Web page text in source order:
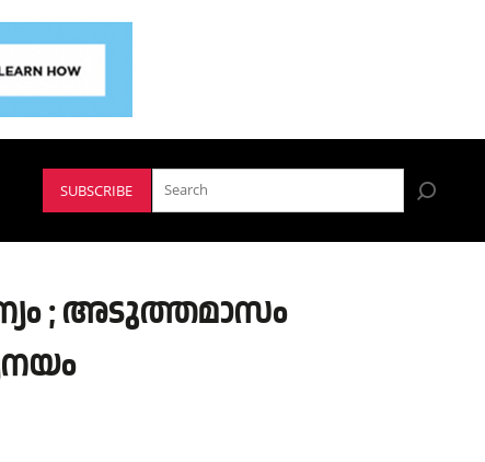
SUBSCRIBE
; അടുത്തമാസം